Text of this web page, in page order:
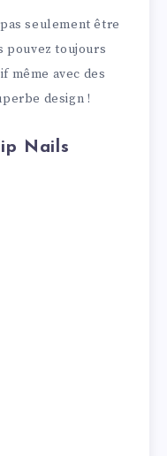
seulement être
pouvez toujours
même avec des
design !
Nails